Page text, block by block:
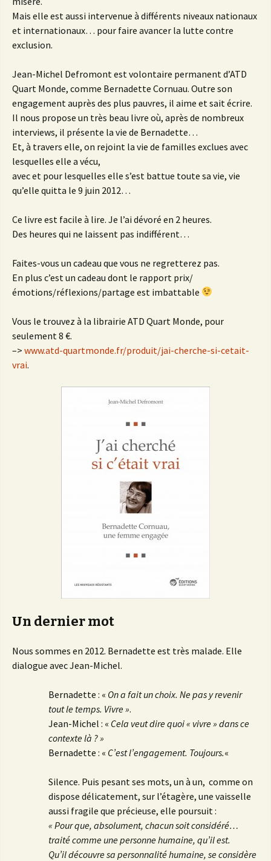
Mais elle est aussi intervenue à différents niveaux nationaux
et internationaux… pour faire avancer la lutte contre
exclusion.
Jean-Michel Defromont est volontaire permanent d’ATD
Quart Monde, comme Bernadette Cornuau. Outre son
engagement auprès des plus pauvres, il aime et sait écrire.
Il nous propose un très beau livre où, après de nombreux
interviews, il présente la vie de Bernadette…
Et, à travers elle, on rejoint la vie de familles exclues avec
lesquelles elle a vécu,
avec et pour lesquelles elle s’est battue toute sa vie, vie
qu’elle quitta le 9 juin 2012…
Ce livre est facile à lire. Je l’ai dévoré en 2 heures.
Des heures qui ne laissent pas indifférent…
Faites-vous un cadeau que vous ne regretterez pas.
En plus c’est un cadeau dont le rapport prix/
émotions/réflexions/partage est imbattable
Vous le trouvez à la librairie ATD Quart Monde, pour
seulement 8 €.
–> www.atd-quartmonde.fr/produit/jai-cherche-si-cetait-
vrai.
Un dernier mot
Nous sommes en 2012. Bernadette est très malade. Elle
dialogue avec Jean-Michel.
Bernadette : « On a fait un choix. Ne pas y revenir
tout le temps. Vivre ».
Jean-Michel : « Cela veut dire quoi « vivre » dans ce
contexte là ? »
Bernadette : « C’est l’engagement. Toujours.«
Silence. Puis pesant ses mots, un à un, comme on
dispose délicatement, sur l’étagère, une vaisselle
aussi fragile que précieuse, elle poursuit :
« Pour que, absolument, chacun soit considéré…
traité comme une personne humaine, qu’il est.
Qu’il découvre sa personnalité humaine, se considère